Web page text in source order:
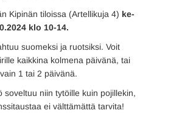
Kipinän tiloissa (Artellikuja 4) ke-
klo 10-14.
suomeksi ja ruotsiksi. Voit
kaikkina kolmena päivänä, tai
1 tai 2 päivänä.
soveltuu niin tytöille kuin pojillekin,
ei välttämättä tarvita!